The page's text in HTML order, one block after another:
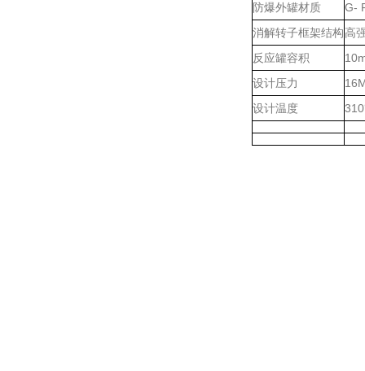
防爆外罐材质
G-
消解转子框架结构高
反应罐容积
设计压力
设计温度